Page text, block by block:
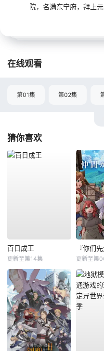
院，名满东宁府，拜上
在线观看
第01集 第02集
猜你喜欢
百日成王
更新至第14集 更新至第